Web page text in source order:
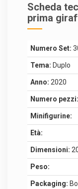
Scheda
prima
Numero Set:
Tema: Duplo
Anno: 2020
Numero pezzi:
Minifigurine:
Età:
Dimensioni:
Peso:
Packaging: